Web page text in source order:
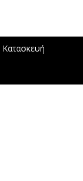
Κατασκευή